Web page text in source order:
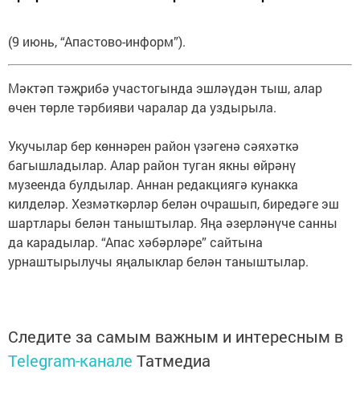
(9 июнь, “Апастово-информ”).
Мәктәп тәҗрибә участогында эшләүдән тыш, алар
өчен төрле тәрбияви чаралар да уздырыла.
Укучылар бер көннәрен район үзәгенә сәяхәткә
багышладылар. Алар район туган якны өйрәнү
музеенда булдылар. Аннан редакциягә кунакка
килделәр. Хезмәткәрләр белән очрашып, биредәге эш
шартлары белән таныштылар. Яңа әзерләнүче санны
да карадылар. “Апас хәбәрләре” сайтына
урнаштырылучы яңалыклар белән таныштылар.
Следите за самым важным и интересным в
Telegram-канале Татмедиа